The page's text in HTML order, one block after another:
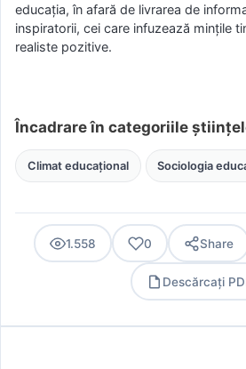
educația, în afară de livrarea de
inspiratorii, cei care infuzează mințile
realiste pozitive.
Încadrare în categoriile
Climat educațional Sociologia
1.558 0 Share
Descărcați